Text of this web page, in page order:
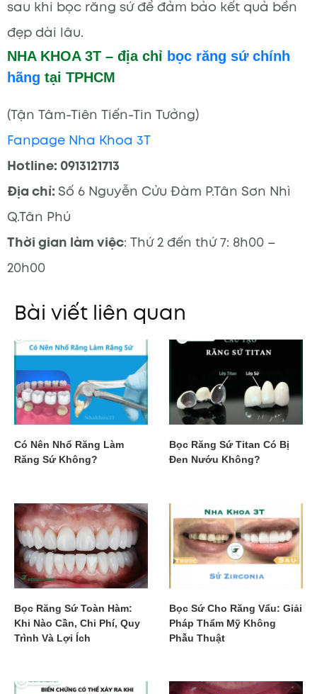
sau khi bọc răng sứ để đảm bảo kết quả bền
đẹp dài lâu.
NHA KHOA 3T – địa chỉ bọc răng sứ chính
hãng tại TPHCM
(Tận Tâm-Tiên Tiến-Tin Tưởng)
Fanpage Nha Khoa 3T
Hotline: 0913121713
Địa chỉ: Số 6 Nguyễn Cửu Đàm P.Tân Sơn Nhì
Q.Tân Phú
Thời gian làm việc: Thứ 2 đến thứ 7: 8h00 –
20h00
Bài viết liên quan
Có Nên Nhổ Răng Làm
Răng Sứ Không?
Bọc Răng Sứ Titan Có Bị
Đen Nướu Không?
Bọc Răng Sứ Toàn Hàm:
Khi Nào Cần, Chi Phí, Quy
Trình Và Lợi Ích
Bọc Sứ Cho Răng Vẩu: Giải
Pháp Thẩm Mỹ Không
Phẫu Thuật